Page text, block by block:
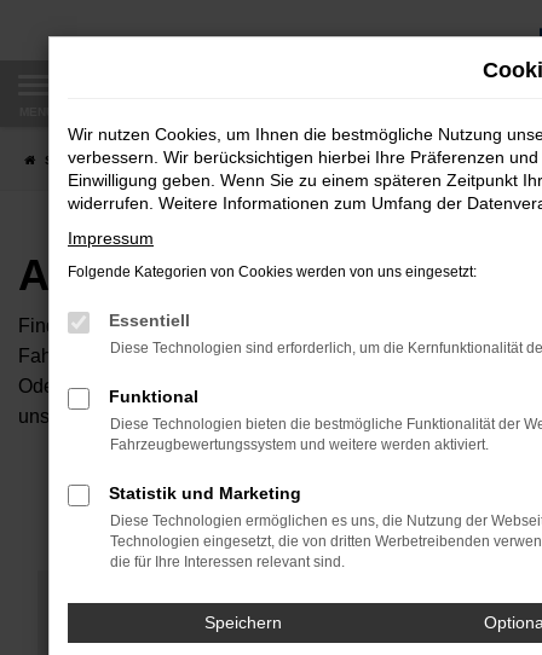
Zum
Startseite Fahrzeugangebote Autobörse
Autobörse
Finden Sie Ihren neuen Traumwagen bei uns. Dafür haben
Fahrzeuge an, die bei uns auf dem Hof stehen. Dann
Oder Sie klicken auf den Button Autobörse und Sie haben
unserem Händlernetzwerk. Diese Fahrzeuge können wir
Fehler: Network Error
Beim Laden ist ein Fehler aufgetreten.
Wir nutzen Cookies, um Ihnen die bestmögliche Nutzung
verbessern. Wir berücksichtigen hierbei Ihre Präferenzen
Einwilligung geben. Wenn Sie zu einem späteren Zeitpunkt
widerrufen. Weitere Informationen zum Umfang der
Impressum
Folgende Kategorien von Cookies werden von uns eingesetzt:
Essentiell
Diese Technologien sind erforderlich, um die Kernfunktionalität
Funktional
Diese Technologien bieten die bestmögliche Funktionalität der
Fahrzeugbewertungssystem und weitere werden aktiviert.
Statistik und Marketing
Diese Technologien ermöglichen es uns, die Nutzung der
Technologien eingesetzt, die von dritten Werbetreibenden
die für Ihre Interessen relevant sind.
Speichern